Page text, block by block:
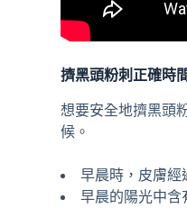
擠黑頭粉刺正確時
想要安全地擠黑頭
候。
早晨時，皮膚經
早晨的陽光中含